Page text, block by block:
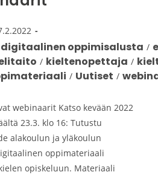
digitaalinen oppimisalusta /
/ kieltenopettaja /
/ Uutiset /
webinaarit Katso kevään 2022
23.3. klo 16: Tutustu
alakoulun ja yläkoulun
oppimateriaali
opiskeluun. Materiaali